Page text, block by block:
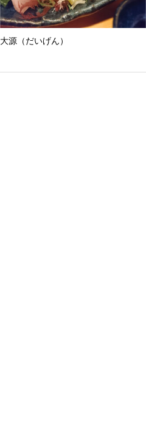
大源（だいげん）